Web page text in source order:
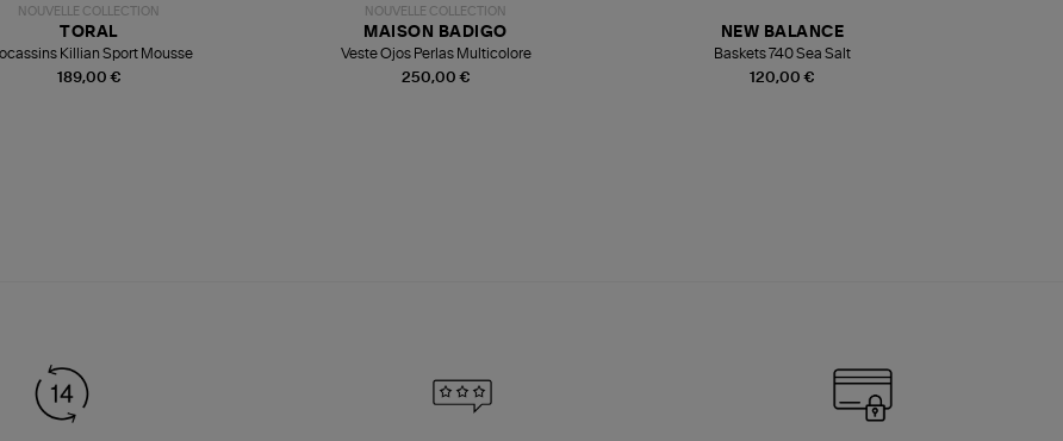
NOUVELLE COLLECTION
189,00 €
TORAL
Killian Sport Mousse
NOUVELLE COLLECTION
250,00 €
MAISON BADIGO
Veste Ojos Perlas Multicolore
120,00 €
NEW BALANCE
Baskets 740 Sea Salt